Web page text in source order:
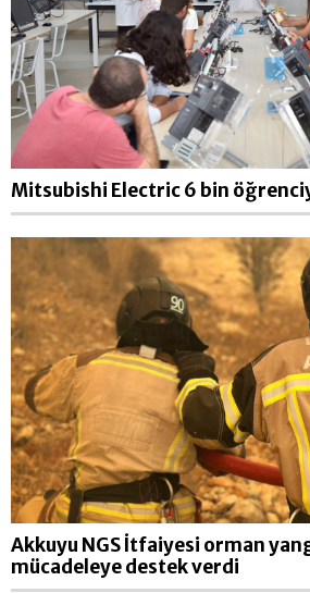
Mitsubishi Electric 6 bin
Akkuyu NGS İtfaiyesi orman
mücadeleye destek verdi